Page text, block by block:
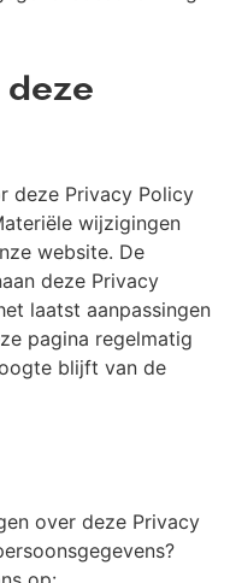
deze
deze Privacy Policy
wijzigingen
website. De
deze Privacy
laatst aanpassingen
pagina regelmatig
blijft van de
over deze Privacy